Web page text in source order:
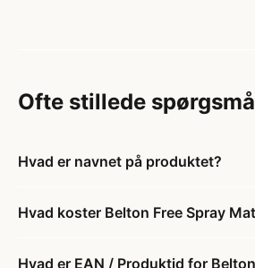
Ofte stillede
Hvad er navnet på produktet?
Hvad koster Belton Free Spray
Hvad er EAN / Produktid for